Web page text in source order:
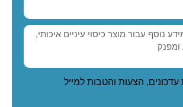
הצעות והטבות למייל